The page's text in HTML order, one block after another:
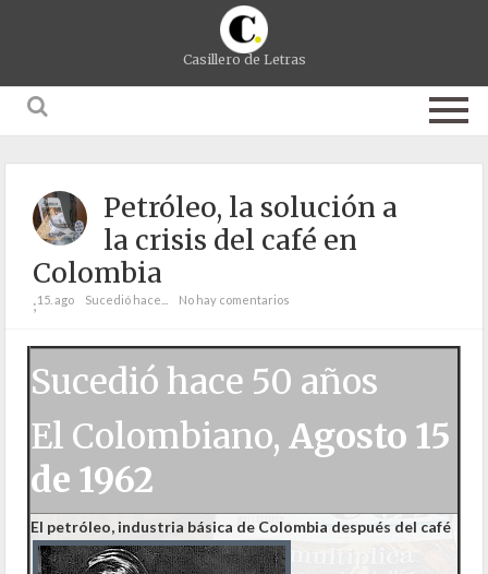
Casillero de Letras
Petróleo, la solución a
la crisis del café en
Colombia
;15. ago Sucedió hace... No hay comentarios
Sucedió hace 50 años
El Colombiano, Agosto 15
de 1962
El petróleo, industria básica de Colombia después del café